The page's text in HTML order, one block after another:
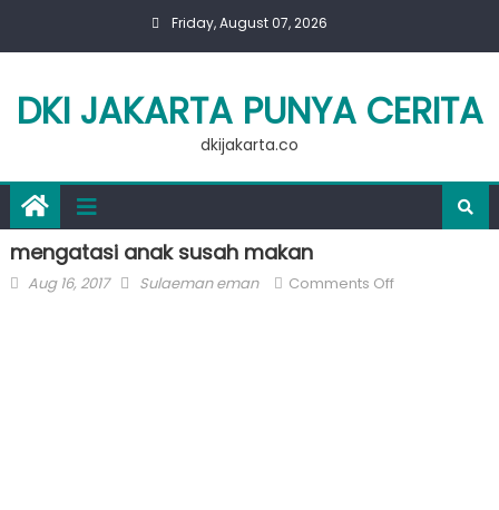
Friday, August 07, 2026
DKI JAKARTA PUNYA CERITA
dkijakarta.co
mengatasi anak susah makan
Posted
Aug 16, 2017 Author
Sulaeman eman Comments Offon